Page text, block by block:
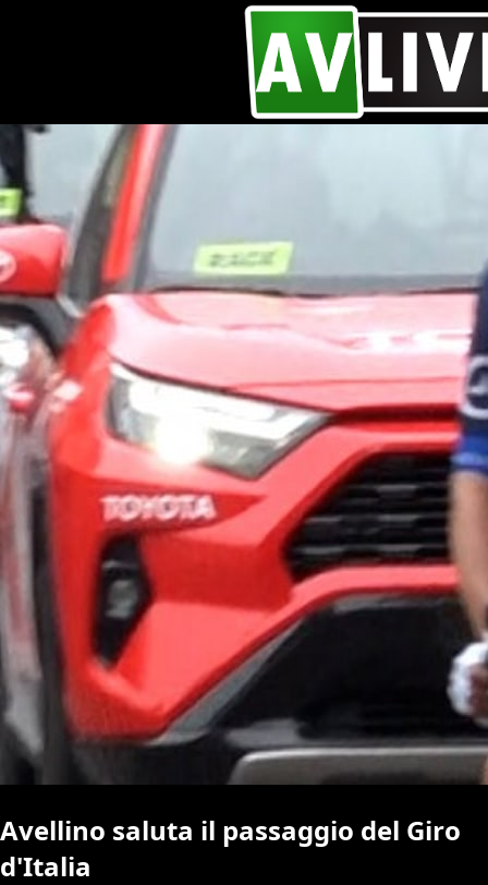
Avellino saluta il passaggio del Giro
d'Italia